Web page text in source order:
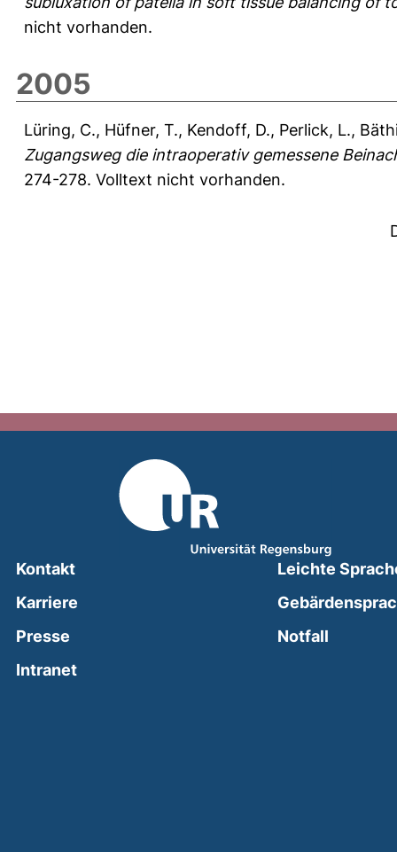
nicht vorhanden.
2005
Lüring, C., Hüfner, T., Kendoff, D., Perlick, L.,
Zugangsweg die intraoperativ gemessene
274-278. Volltext nicht vorhanden.
Kontakt
Karriere
Presse
Intranet(external link, opens in a new window)
Leichte
Notfall